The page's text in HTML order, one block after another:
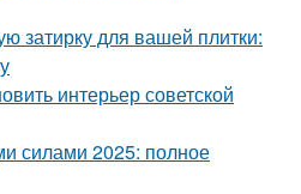
затирку для вашей плитки:
интерьер советской
силами 2025: полное